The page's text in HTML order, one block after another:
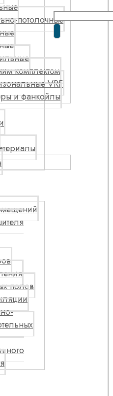
потолочные
комплектом
VRF
и фанкойлы
полов